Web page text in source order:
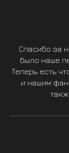
Спасибо за
было наше
Теперь есть
и нашим